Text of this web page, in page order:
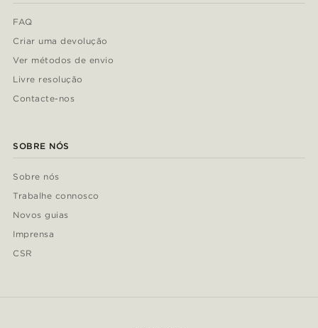
FAQ
Criar uma devolução
Ver métodos de envio
Livre resolução
Contacte-nos
SOBRE NÓS
Sobre nós
Trabalhe connosco
Novos guias
Imprensa
CSR